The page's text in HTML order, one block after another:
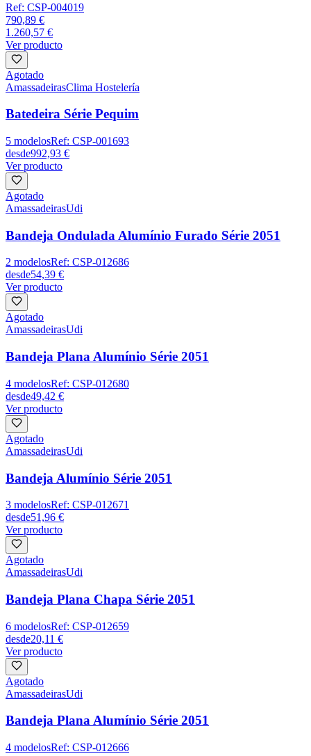
Ref: CSP-004019
790,89 €
1.260,57 €
Ver producto
Agotado
AmassadeirasClima Hostelería
Batedeira Série Pequim
5 modelosRef: CSP-001693
desde992,93 €
Ver producto
Agotado
AmassadeirasUdi
Bandeja Ondulada Alumínio Furado Série 2051
2 modelosRef: CSP-012686
desde54,39 €
Ver producto
Agotado
AmassadeirasUdi
Bandeja Plana Alumínio Série 2051
4 modelosRef: CSP-012680
desde49,42 €
Ver producto
Agotado
AmassadeirasUdi
Bandeja Alumínio Série 2051
3 modelosRef: CSP-012671
desde51,96 €
Ver producto
Agotado
AmassadeirasUdi
Bandeja Plana Chapa Série 2051
6 modelosRef: CSP-012659
desde20,11 €
Ver producto
Agotado
AmassadeirasUdi
Bandeja Plana Alumínio Série 2051
4 modelosRef: CSP-012666